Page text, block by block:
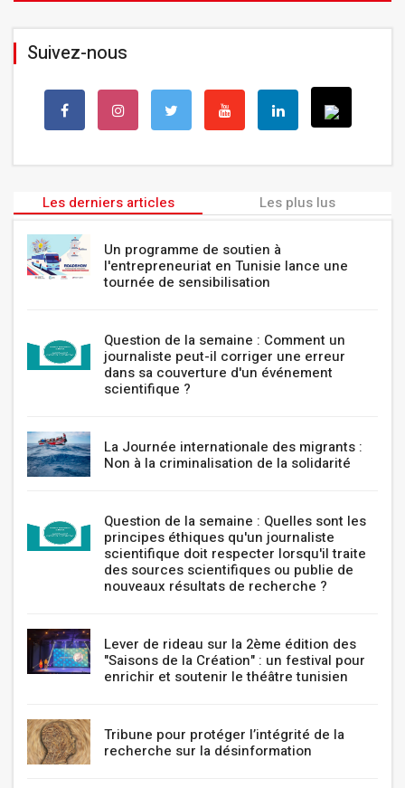
Suivez-nous
Les derniers articles Les plus lus
Un programme de soutien à
l'entrepreneuriat en Tunisie lance une
tournée de sensibilisation
Question de la semaine : Comment un
journaliste peut-il corriger une erreur
dans sa couverture d'un événement
scientifique ?
La Journée internationale des migrants :
Non à la criminalisation de la solidarité
Question de la semaine : Quelles sont les
principes éthiques qu'un journaliste
scientifique doit respecter lorsqu'il traite
des sources scientifiques ou publie de
nouveaux résultats de recherche ?
Lever de rideau sur la 2ème édition des
"Saisons de la Création" : un festival pour
enrichir et soutenir le théâtre tunisien
Tribune pour protéger l’intégrité de la
recherche sur la désinformation